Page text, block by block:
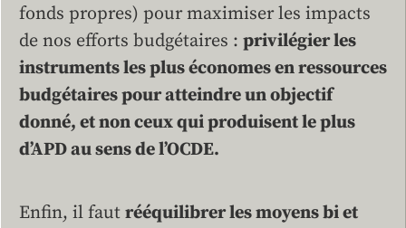
fonds propres) pour maximiser les impacts
de nos efforts budgétaires : privilégier les
instruments les plus économes en ressources
budgétaires pour atteindre un objectif
donné, et non ceux qui produisent le plus
d’APD au sens de l’OCDE.
Enfin, il faut rééquilibrer les moyens bi et